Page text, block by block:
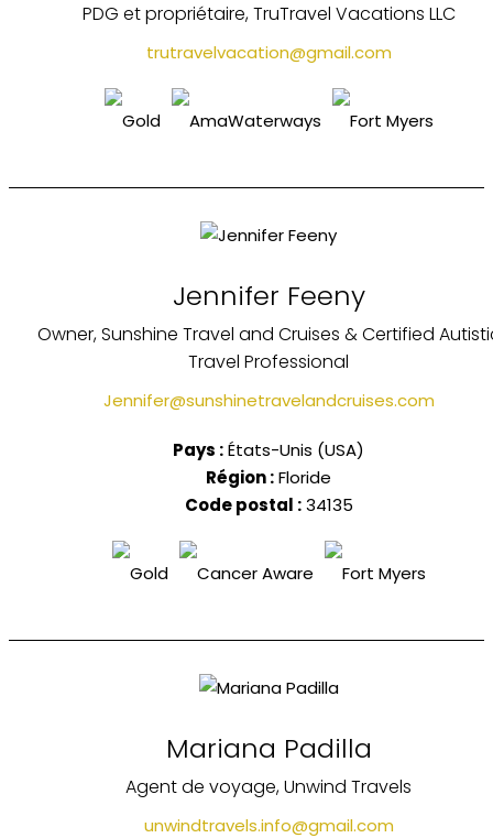
PDG et propriétaire, TruTravel Vacations LLC
trutravelvacation@gmail.com
Jennifer Feeny
Owner, Sunshine Travel and Cruises & Certified
Travel Professional
Jennifer@sunshinetravelandcruises.com
Pays :États-Unis (USA)
Région :Floride
Code postal : 34135
Mariana Padilla
Agent de voyage, Unwind Travels
unwindtravels.info@gmail.com